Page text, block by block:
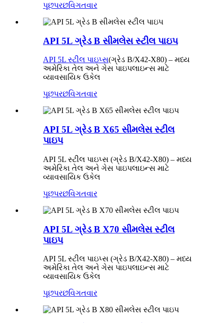
પૂછપરછવિગતવાર
API 5L ગ્રેડ B સીમલેસ સ્ટીલ પાઇપ
API 5L સ્ટીલ પાઇપ્સ(ગ્રેડ B/X42-X80) – મધ્ય
અમેરિકા તેલ અને ગેસ પાઇપલાઇન્સ માટે
વ્યાવસાયિક ઉકેલ
પૂછપરછવિગતવાર
API 5L ગ્રેડ B X65 સીમલેસ સ્ટીલ
પાઇપ
API 5L સ્ટીલ પાઇપ્સ (ગ્રેડ B/X42-X80) – મધ્ય
અમેરિકા તેલ અને ગેસ પાઇપલાઇન્સ માટે
વ્યાવસાયિક ઉકેલ
પૂછપરછવિગતવાર
API 5L ગ્રેડ B X70 સીમલેસ સ્ટીલ
પાઇપ
API 5L સ્ટીલ પાઇપ્સ (ગ્રેડ B/X42-X80) – મધ્ય
અમેરિકા તેલ અને ગેસ પાઇપલાઇન્સ માટે
વ્યાવસાયિક ઉકેલ
પૂછપરછવિગતવાર